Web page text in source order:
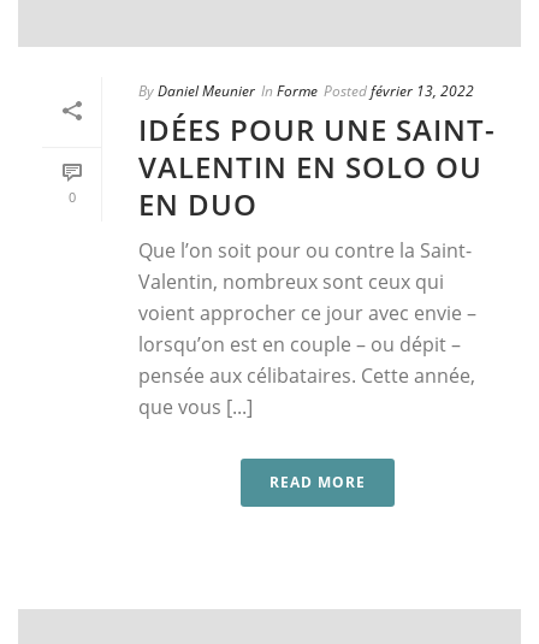
0
ByDaniel Meunier In Forme Postedfévrier 13, 2022
IDÉES POUR UNE SAINT-
VALENTIN EN SOLO OU
EN DUO
Que l’on soit pour ou contre la Saint-
Valentin, nombreux sont ceux qui
voient approcher ce jour avec envie –
lorsqu’on est en couple – ou dépit –
pensée aux célibataires. Cette année,
que vous [...]
READ MORE